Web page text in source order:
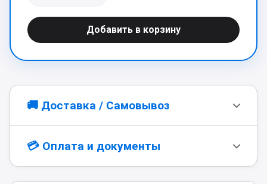
Добавить в корзину
🚚 Доставка / Самовывоз
📍
Заберите готовый заказ в любом из наших
офисов — мы сообщим, когда он будет
💳 Оплата и документы
Онлайн-оплата